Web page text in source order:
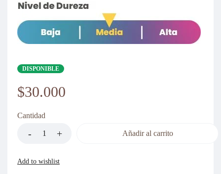
DISPONIBLE
$30.000
Cantidad
Añadir al carrito